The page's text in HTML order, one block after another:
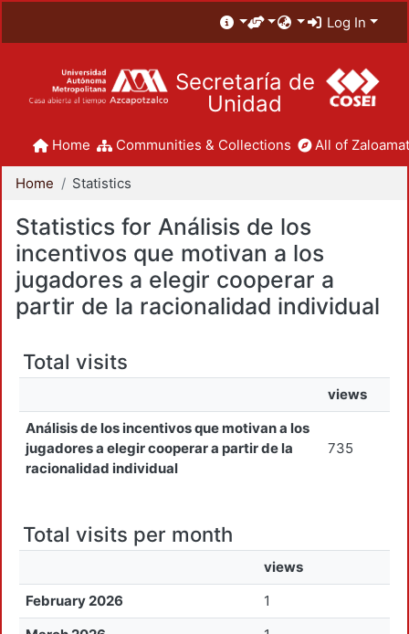
Log In
Secretaría de
Unidad
Home Communities & Collections All of
Home Statistics
Statistics for Análisis de los
incentivos que motivan a los
jugadores a elegir cooperar a
partir de la racionalidad individual
Total visits
views
Análisis de los incentivos que motivan a los
jugadores a elegir cooperar a partir de la
racionalidad individual
735
Total visits per month
views
February 2026
1